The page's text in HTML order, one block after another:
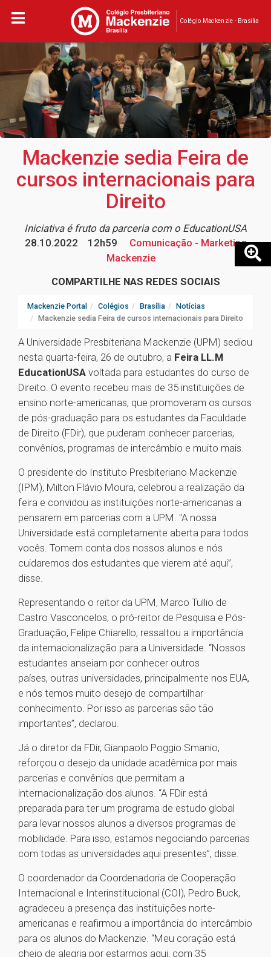
Colégio Mackenzie - Brasília
Mackenzie sedia Feira de
cursos internacionais para
Direito
Iniciativa é fruto da parceria com o EducationUSA
28.10.2022
12h59
Comunicação - Marketing
Mackenzie
COMPARTILHE NAS REDES SOCIAIS
Mackenzie Portal Colégios Brasília
Notícias
Mackenzie sedia Feira de cursos internacionais para Direito
A Universidade Presbiteriana Mackenzie (UPM) sediou
nesta quarta-feira, 26 de outubro, a Feira LL.M
EducationUSA voltada para estudantes do curso de
Direito. O evento recebeu mais de 35 instituições de
ensino norte-americanas, que promoveram os cursos
de pós-graduação para os estudantes da Faculdade
de Direito (FDir), que puderam conhecer parcerias,
convênios, programas de intercâmbio e muito mais.
O presidente do Instituto Presbiteriano Mackenzie
(IPM), Milton Flávio Moura, celebrou a realização da
feira e convidou as instituições norte-americanas a
pensarem em parcerias com a UPM. "A nossa
Universidade está completamente aberta para todos
vocês. Tomem conta dos nossos alunos e nós
cuidaremos dos estudantes que vierem até aqui”,
disse.
Representando o reitor da UPM, Marco Tullio de
Castro Vasconcelos, o pró-reitor de Pesquisa e Pós-
Graduação, Felipe Chiarello, ressaltou a importância
da internacionalização para a Universidade. “Nossos
estudantes anseiam por conhecer outros
países, outras universidades, principalmente nos EUA,
e nós temos muito desejo de compartilhar
conhecimento. Por isso as parcerias são tão
importantes”, declarou.
Já o diretor da FDir, Gianpaolo Poggio Smanio,
reforçou o desejo da unidade acadêmica por mais
parcerias e convênios que permitam a
internacionalização dos alunos. “A FDir está
preparada para ter um programa de estudo global
para levar nossos alunos a diversos programas de
mobilidade. Para isso, estamos negociando parcerias
com todas as universidades aqui presentes”, disse.
O coordenador da Coordenadoria de Cooperação
Internacional e Interinstitucional (COI), Pedro Buck,
agradeceu a presença das instituições norte-
americanas e reafirmou a importância do intercâmbio
para os alunos do Mackenzie. “Meu coração está
cheio de alegria por estarmos aqui, com 35